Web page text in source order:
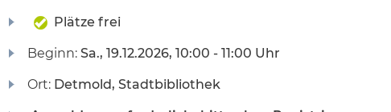
Plätze frei
Beginn: Sa., 19.12.2026, 10:00 - 11:00 Uhr
Ort: Detmold, Stadtbibliothek